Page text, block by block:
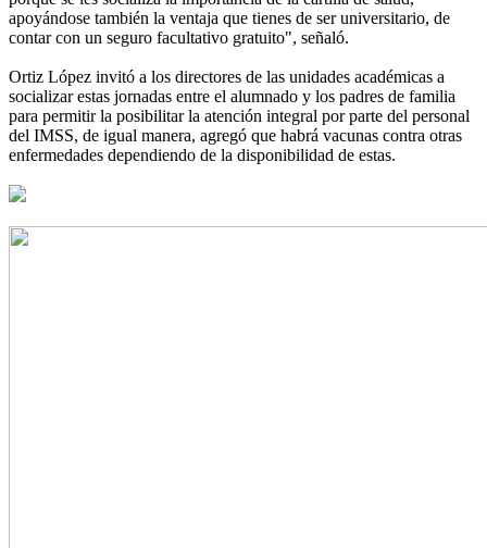
apoyándose también la ventaja que tienes de ser universitario, de
contar con un seguro facultativo gratuito", señaló.
Ortiz López invitó a los directores de las unidades académicas a
socializar estas jornadas entre el alumnado y los padres de familia
para permitir la posibilitar la atención integral por parte del personal
del IMSS, de igual manera, agregó que habrá vacunas contra otras
enfermedades dependiendo de la disponibilidad de estas.